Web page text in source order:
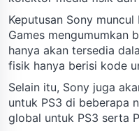
Keputusan Sony
Games mengumumkan
hanya akan tersedia
fisik hanya berisi kode
Selain itu, Sony juga
untuk PS3 di beberapa
global untuk PS3 serta